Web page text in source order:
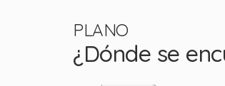
PLANO
¿Dónde se